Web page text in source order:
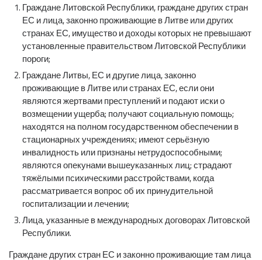
Граждане Литовской Республики, граждане других стран
ЕС и лица, законно проживающие в Литве или других
странах ЕС, имущество и доходы которых не превышают
установленные правительством Литовской Республики
пороги;
Граждане Литвы, ЕС и другие лица, законно
проживающие в Литве или странах ЕС, если они
являются жертвами преступлений и подают иски о
возмещении ущерба; получают социальную помощь;
находятся на полном государственном обеспечении в
стационарных учреждениях; имеют серьёзную
инвалидность или признаны нетрудоспособными;
являются опекунами вышеуказанных лиц; страдают
тяжёлыми психическими расстройствами, когда
рассматривается вопрос об их принудительной
госпитализации и лечении;
Лица, указанные в международных договорах Литовской
Республики.
Граждане других стран ЕС и законно проживающие там лица